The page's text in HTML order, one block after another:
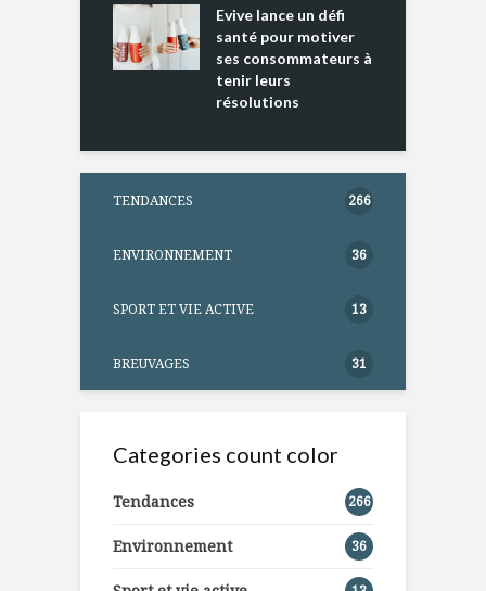
Evive lance un défi
santé pour motiver
ses consommateurs à
tenir leurs
résolutions
TENDANCES 266
ENVIRONNEMENT 36
SPORT ET VIE ACTIVE 13
BREUVAGES 31
Categories count color
Tendances 266
Environnement 36